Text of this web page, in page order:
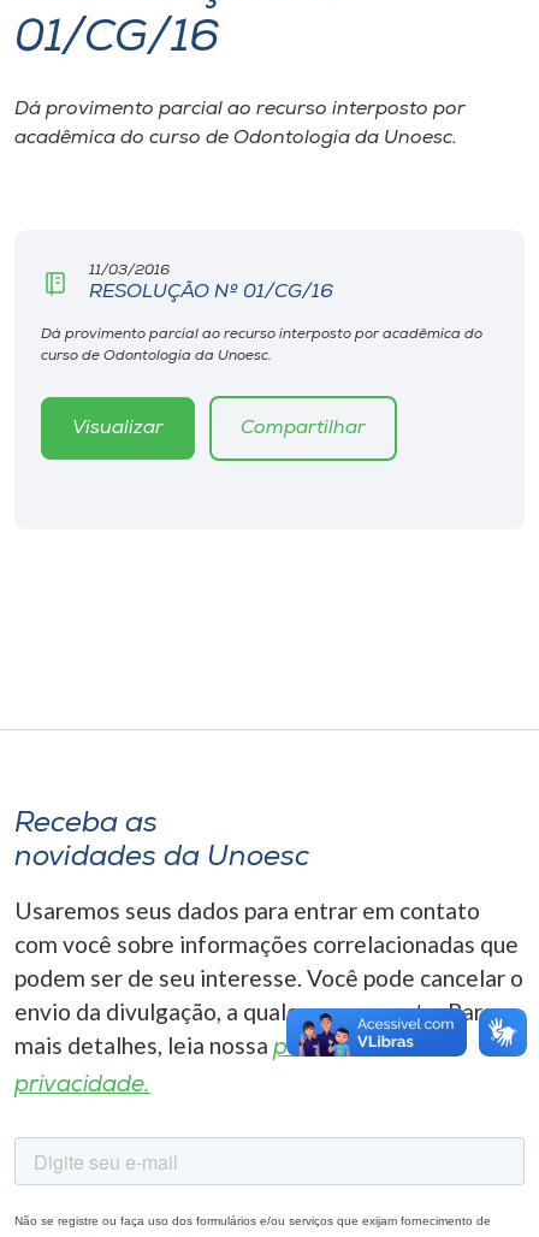
I.nova
Diplomados
CPA
Biblioteca
Editora
A-
01/CG/16
Dá provimento parcial ao recurso interposto por
acadêmica do curso de Odontologia da Unoesc.
11/03/2016
RESOLUÇÃO Nº 01/CG/16
Dá provimento parcial ao recurso interposto por acadêmica do
curso de Odontologia da Unoesc.
Visualizar Compartilhar
Receba as
novidades da Unoesc
Usaremos seus dados para entrar em contato
com você sobre informações correlacionadas que
podem ser de seu interesse. Você pode cancelar o
envio da divulgação, a qualquer momento. Para
mais detalhes, leia nossa política de
privacidade.